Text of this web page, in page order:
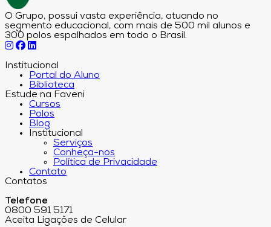
O Grupo, possui vasta experiência, atuando no
segmento educacional, com mais de 500 mil alunos e
300 polos espalhados em todo o Brasil.
Institucional
Portal do Aluno
Biblioteca
Estude na Faveni
Cursos
Polos
Blog
Institucional
Serviços
Conheça-nos
Política de Privacidade
Contato
Contatos
Telefone
0800 591 5171
Aceita Ligações de Celular